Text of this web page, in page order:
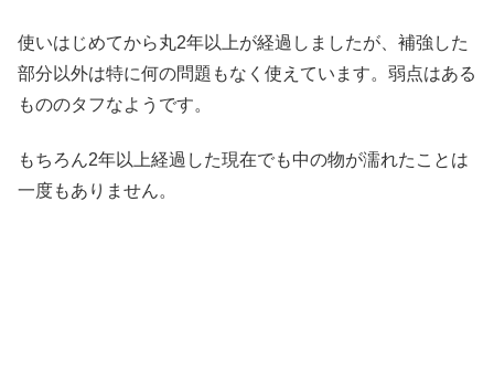
使いはじめてから丸2年以上が経過しましたが、補強した
部分以外は特に何の問題もなく使えています。弱点はある
もののタフなようです。
もちろん2年以上経過した現在でも中の物が濡れたことは
一度もありません。